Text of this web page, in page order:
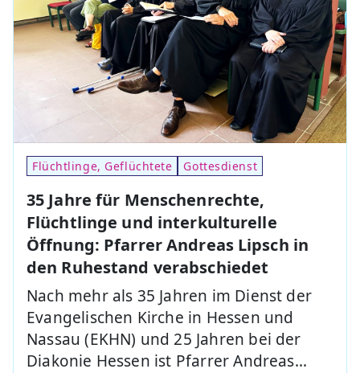
Flüchtlinge, Geflüchtete Gottesdienst
35 Jahre für Menschenrechte,
Flüchtlinge und interkulturelle
Öffnung: Pfarrer Andreas Lipsch in
den Ruhestand verabschiedet
Nach mehr als 35 Jahren im Dienst der
Evangelischen Kirche in Hessen und
Nassau (EKHN) und 25 Jahren bei der
Diakonie Hessen ist Pfarrer Andreas…